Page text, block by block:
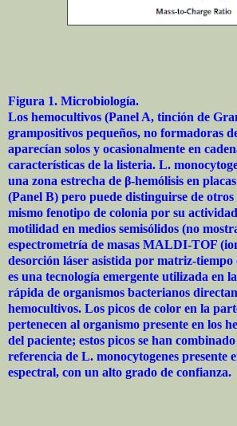
Figura 1. Microbiología.
Los hemocultivos (Panel A, tinción de
grampositivos pequeños, no formadoras
aparecían solos y ocasionalmente en
características de la listeria. L.
una zona estrecha de β-hemólisis en
(Panel B) pero puede distinguirse de otros
mismo fenotipo de colonia por su
motilidad en medios semisólidos (no
espectrometría de masas MALDI-TOF
desorción láser asistida por matriz-tiempo
es una tecnología emergente utilizada en
rápida de organismos bacterianos
hemocultivos. Los picos de color en la
pertenecen al organismo presente en los
del paciente; estos picos se han
referencia de L. monocytogenes presente
espectral, con un alto grado de confianza.